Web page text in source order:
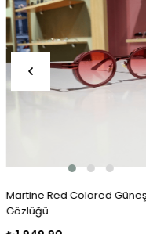
Martine Red Colored Güneş
Gözlüğü